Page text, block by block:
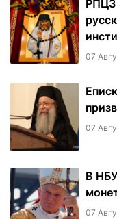
РПЦЗ
07
07
В
07